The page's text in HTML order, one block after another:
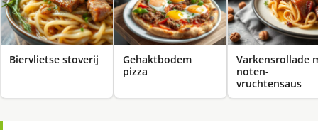
Biervlietse stoverij
Gehaktbodem
pizza
Varkensrollade
noten-
vruchtensaus